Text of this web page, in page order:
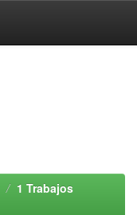
1 Trabajos